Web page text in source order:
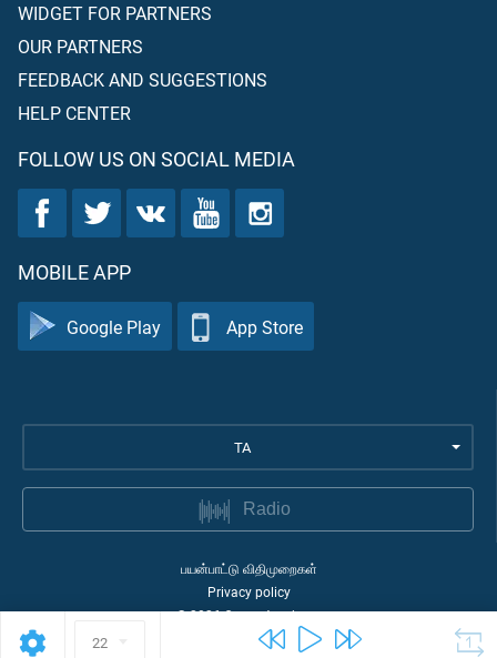
22
WIDGET FOR PARTNERS
OUR PARTNERS
FEEDBACK AND SUGGESTIONS
HELP CENTER
FOLLOW US ON SOCIAL MEDIA
MOBILE APP
Google Play App Store
TA
Radio
பயன்பாட்டு விதிமுறைகள்
Privacy policy
©2026Quran Academy